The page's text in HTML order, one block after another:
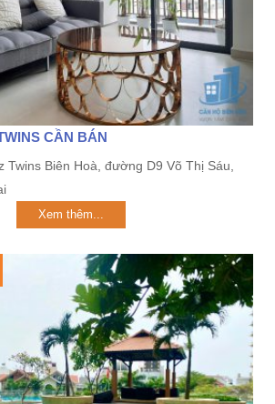
CẦN BÁN
Twins Biên Hoà, đường D9 Võ Thị Sáu,
Xem thêm...